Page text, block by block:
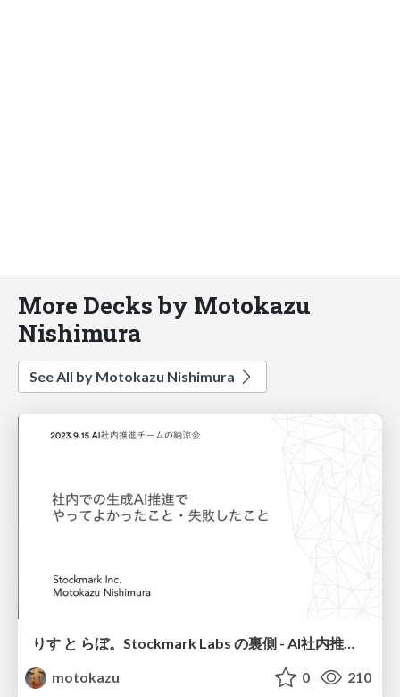
More Decks by Motokazu
Nishimura
See All by Motokazu Nishimura
りす と らぼ。Stockmark Labs の裏側 - AI社内推進チームの納涼会LT
motokazu
0 210